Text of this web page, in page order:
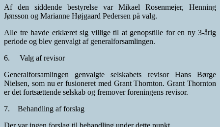
Af den siddende bestyrelse var Mikael Rosenmejer, Henning
Jønsson og Marianne Højgaard Pedersen på valg.
Alle tre havde erklæret sig villige til at genopstille for en ny 3-årig
periode og blev genvalgt af generalforsamlingen.
6. Valg af revisor
Generalforsamlingen genvalgte selskabets revisor Hans Børge
Nielsen, som nu er fusioneret med Grant Thornton. Grant Thornton
er det fortsættende selskab og fremover foreningens revisor.
7. Behandling af forslag